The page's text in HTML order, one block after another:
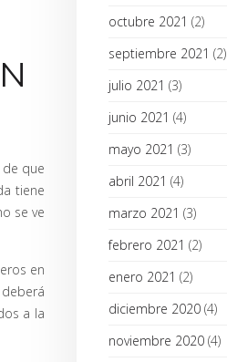
que
tiene
se ve
en
a la
octubre 2021 (2)
septiembre 2021 (2)
julio 2021 (3)
junio 2021 (4)
mayo 2021 (3)
abril 2021 (4)
marzo 2021 (3)
febrero 2021 (2)
enero 2021 (2)
diciembre 2020 (4)
noviembre 2020 (4)